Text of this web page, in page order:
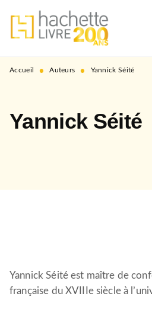
MENU RECHERCHE
PIED DE PAGE
Accueil • Auteurs • Yannick Séité
Yannick Séité
Yannick Séité est maître de
française du XVIIIe siècle à